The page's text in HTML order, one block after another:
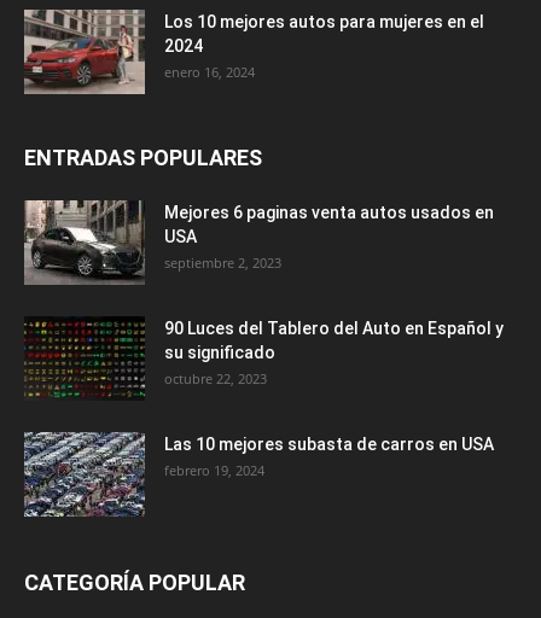
Los 10 mejores autos para mujeres en el
2024
enero 16, 2024
ENTRADAS POPULARES
Mejores 6 paginas venta autos usados en
USA
septiembre 2, 2023
90 Luces del Tablero del Auto en Español y
su significado
octubre 22, 2023
Las 10 mejores subasta de carros en USA
febrero 19, 2024
CATEGORÍA POPULAR